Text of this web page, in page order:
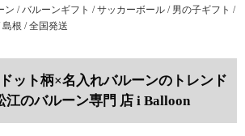
ン / バルーンギフト / サッカーボール / 男の子ギフト /
根 / 全国発送
ット柄×名入れバルーンのトレンド
江のバルーン専門 店 i Balloon